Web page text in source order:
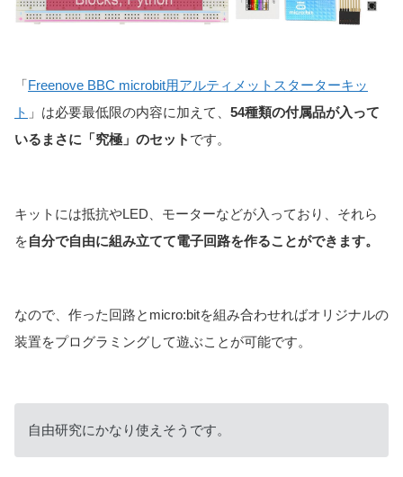
「Freenove BBC microbit用アルティメットスターターキッ
ト 」は必要最低限の内容に加えて、 54種類の付属品が入って
いるまさに「究極」のセット です。
キットには抵抗やLED、モーターなどが入っており、それら
を自分で自由に組み立てて電子回路を作ることができます。
なので、作った回路とmicro:bitを組み合わせればオリジナルの
装置をプログラミングして遊ぶことが可能です。
自由研究にかなり使えそうです。